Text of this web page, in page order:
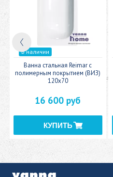
В наличии
Ванна стальная Reimar с
полимерным покрытием (ВИЗ)
120x70
16 600 руб